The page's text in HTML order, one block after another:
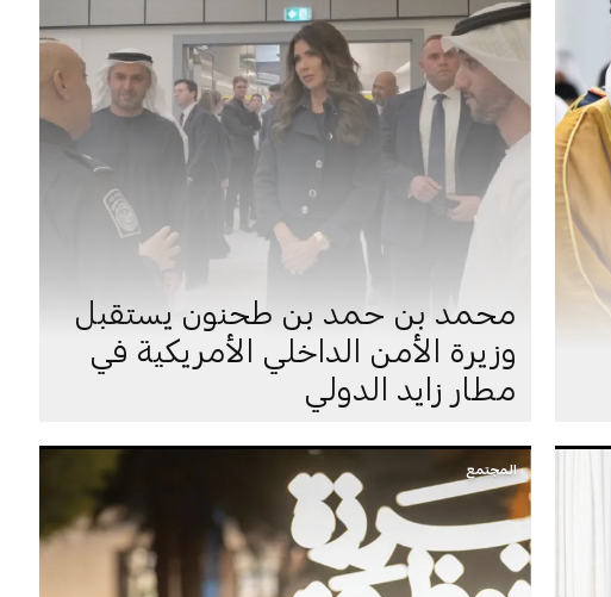
محمد بن حمد بن طحنون يستقبل
وزيرة الأمن الداخلي الأمريكية في
مطار زايد الدولي
المجتمع